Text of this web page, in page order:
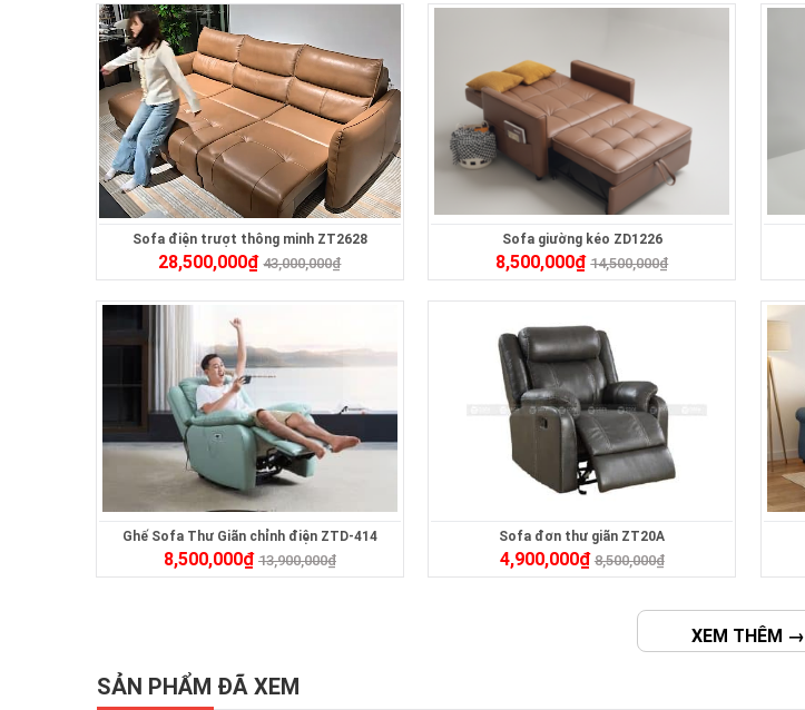
Sofa điện trượt thông minh ZT2628
28,500,000₫ 43,000,000₫
Sofa giường kéo ZD1226
8,500,000₫ 14,500,000₫
Ghế Sofa Thư Giãn chỉnh điện ZTD-414
8,500,000₫ 13,900,000₫
Sofa đơn thư giãn ZT20A
4,900,000₫ 8,500,000₫
XEM THÊM →
SẢN PHẨM ĐÃ XEM